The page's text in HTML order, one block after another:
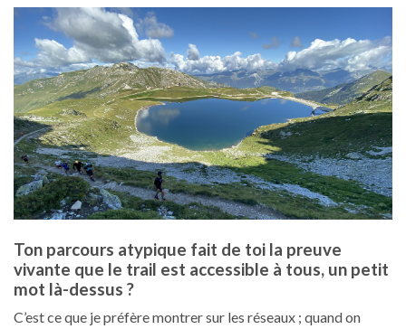
Ton parcours atypique fait de toi la preuve
vivante que le trail est accessible à tous, un petit
mot là-dessus ?
C’est ce que je préfère montrer sur les réseaux ; quand on